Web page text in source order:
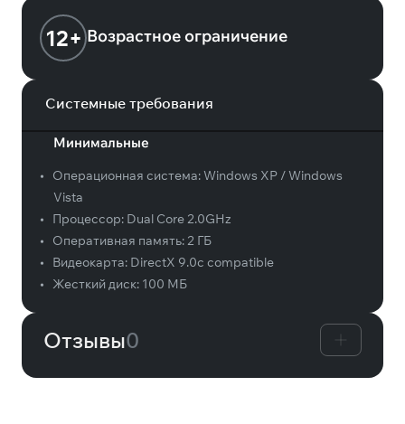
12+ Возрастное ограничение
Системные требования
Минимальные
• Операционная система:Windows XP / Windows
Vista
•
Процессор: Dual Core 2.0GHz
•
Оперативная память:2 ГБ
•
Видеокарта: DirectX 9.0c compatible
•
Жесткий диск: 100 МБ
Отзывы0